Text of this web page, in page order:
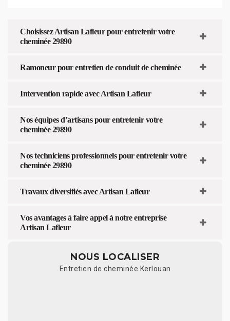
Choisissez Artisan Lafleur pour entretenir votre
cheminée 29890
Ramoneur pour entretien de conduit de cheminée
Intervention rapide avec Artisan Lafleur
Nos équipes d’artisans pour entretenir votre
cheminée 29890
Nos techniciens professionnels pour entretenir votre
cheminée 29890
Travaux diversifiés avec Artisan Lafleur
Vos avantages à faire appel à notre entreprise
Artisan Lafleur
NOUS LOCALISER
Entretien de cheminée Kerlouan